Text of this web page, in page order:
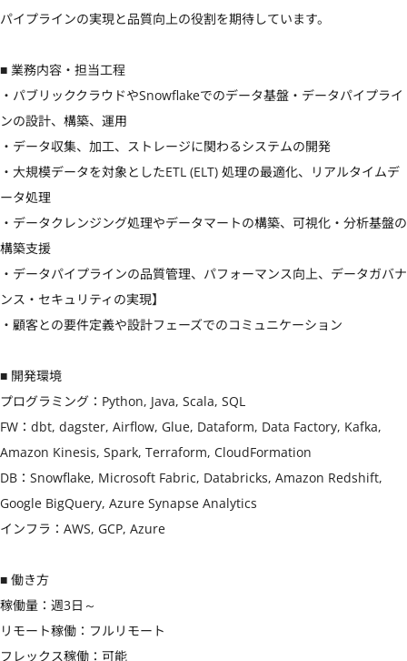
パイプラインの実現と品質向上の役割を期待しています。
■ 業務内容・担当工程
・パブリッククラウドやSnowflakeでのデータ基盤・データパイプライ
ンの設計、構築、運用
・データ収集、加工、ストレージに関わるシステムの開発
・大規模データを対象としたETL (ELT) 処理の最適化、リアルタイムデ
ータ処理
・データクレンジング処理やデータマートの構築、可視化・分析基盤の
構築支援
・データパイプラインの品質管理、パフォーマンス向上、データガバナ
ンス・セキュリティの実現】
・顧客との要件定義や設計フェーズでのコミュニケーション
■ 開発環境
プログラミング：Python, Java, Scala, SQL
FW：dbt, dagster, Airflow, Glue, Dataform, Data Factory, Kafka,
Amazon Kinesis, Spark, Terraform, CloudFormation
DB：Snowflake, Microsoft Fabric, Databricks, Amazon Redshift,
Google BigQuery, Azure Synapse Analytics
インフラ：AWS, GCP, Azure
■ 働き方
稼働量：週3日～
リモート稼働：フルリモート
フレックス稼働：可能